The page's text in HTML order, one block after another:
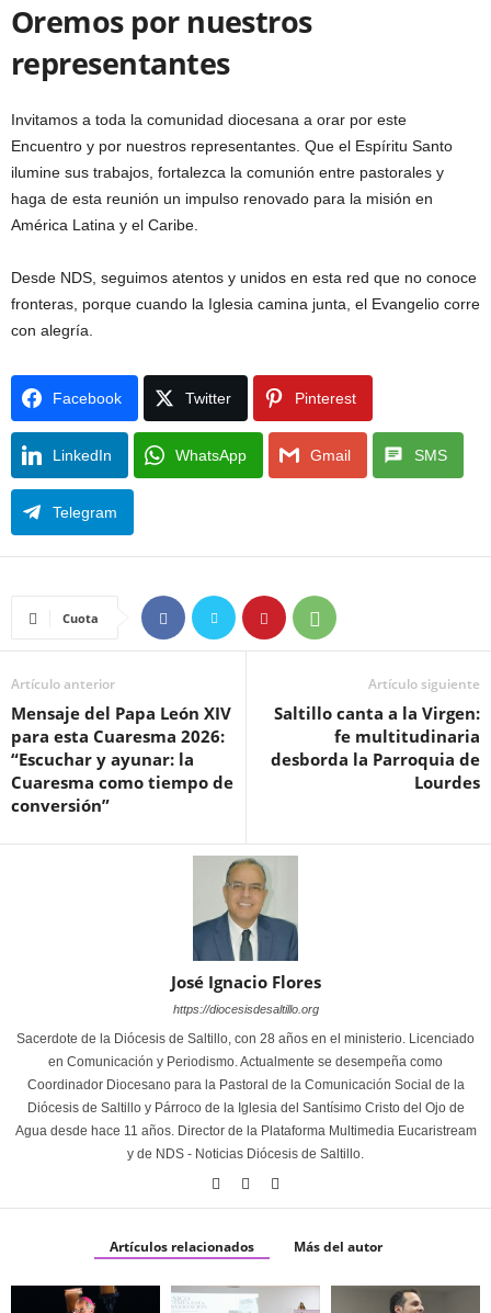
Oremos por nuestros
representantes
Invitamos a toda la comunidad diocesana a orar por este
Encuentro y por nuestros representantes. Que el Espíritu Santo
ilumine sus trabajos, fortalezca la comunión entre pastorales y
haga de esta reunión un impulso renovado para la misión en
América Latina y el Caribe.
Desde NDS, seguimos atentos y unidos en esta red que no conoce
fronteras, porque cuando la Iglesia camina junta, el Evangelio corre
con alegría.
Facebook Twitter Pinterest
LinkedIn WhatsApp Gmail SMS
Telegram
Cuota
Artículo anterior
Mensaje del Papa León XIV
para esta Cuaresma 2026:
“Escuchar y ayunar: la
Cuaresma como tiempo de
conversión”
Artículo siguiente
Saltillo canta a la Virgen:
fe multitudinaria
desborda la Parroquia de
Lourdes
José Ignacio Flores
https://diocesisdesaltillo.org
Sacerdote de la Diócesis de Saltillo, con 28 años en el ministerio. Licenciado
en Comunicación y Periodismo. Actualmente se desempeña como
Coordinador Diocesano para la Pastoral de la Comunicación Social de la
Diócesis de Saltillo y Párroco de la Iglesia del Santísimo Cristo del Ojo de
Agua desde hace 11 años. Director de la Plataforma Multimedia Eucaristream
y de NDS - Noticias Diócesis de Saltillo.
Artículos relacionados Más del autor